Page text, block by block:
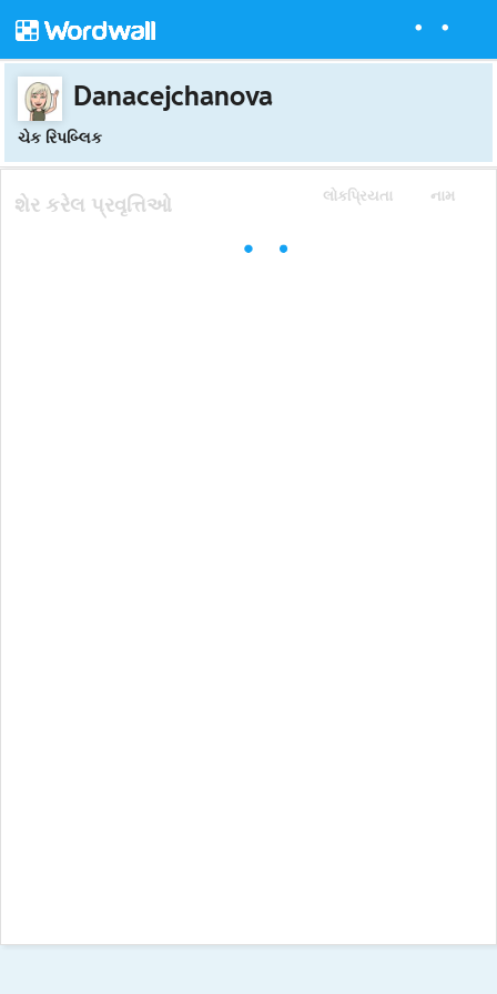
Danacejchanova
ચેક રિપબ્લિક
લોકપ્રિયતા નામ
શેર કરેલ પ્રવૃત્તિઓ